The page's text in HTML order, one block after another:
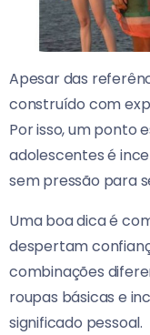
Apesar das
construído com
Por isso, um ponto
adolescentes é
sem pressão para
Uma boa dica é
despertam
combinações
roupas básicas e
significado pessoal.